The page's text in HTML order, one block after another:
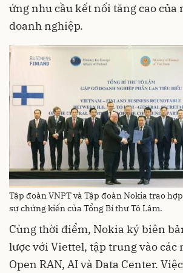
ứng nhu cầu kết nối tăng cao của
doanh nghiệp.
Tập đoàn VNPT và Tập đoàn Nokia trao
sự chứng kiến của Tổng Bí thư Tô Lâm.
Cùng thời điểm, Nokia ký biên
lược với Viettel, tập trung vào các
Open RAN, AI và Data Center.